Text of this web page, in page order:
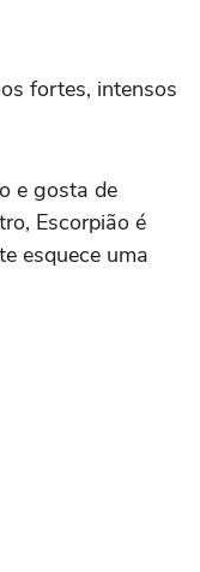
fortes, intensos
e gosta de
Escorpião é
esquece uma